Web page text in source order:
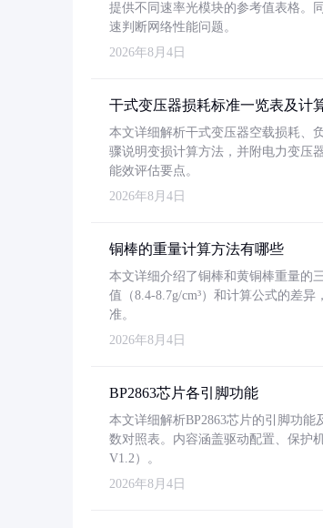
提供不同速率光模块的参考值表格。
速判断网络性能问题。
2026年8月4日
干式变压器损耗标准一览表及计
本文详细解析干式变压器空载损耗、
骤说明变损计算方法，并附电力变压
能效评估要点。
2026年8月4日
铜棒的重量计算方法有哪些
本文详细介绍了铜棒和黄铜棒重量的
值（8.4-8.7g/cm³）和计算公式的差
准。
2026年8月4日
BP2863芯片各引脚功能
本文详细解析BP2863芯片的引脚功
数对照表。内容涵盖驱动配置、保护
V1.2）。
2026年8月4日